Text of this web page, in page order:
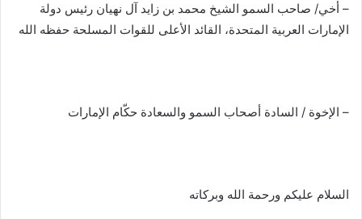
– أخي/ صاحب السمو الشيخ محمد بن زايد آل نهيان رئيس دولة
الإمارات العربية المتحدة، القائد الأعلى للقوات المسلحة حفظه الله
– الإخوة / السادة أصحاب السمو والسعادة حكّام الإمارات
السلام عليكم ورحمة الله وبركاته